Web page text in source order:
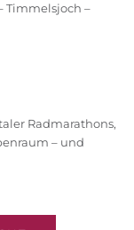
Timmelsjoch –
Radmarathons,
– und